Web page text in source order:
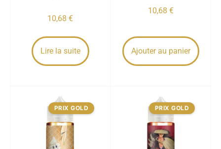
10,68 €
Lire la suite
10,68 €
Ajouter au panier
PRIX GOLD PRIX GOLD